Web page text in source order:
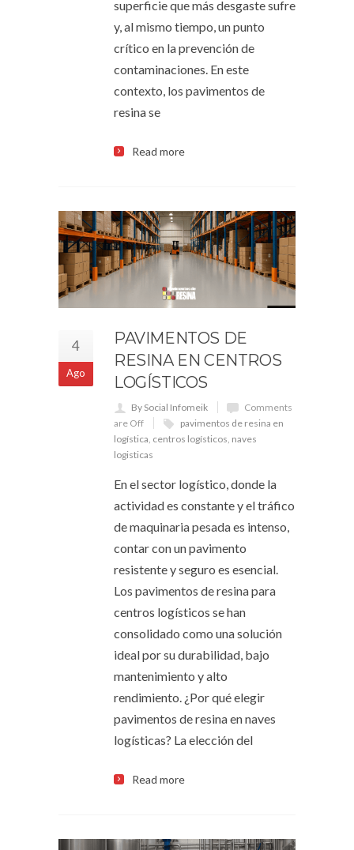
superficie que más desgaste sufre
y, al mismo tiempo, un punto
crítico en la prevención de
contaminaciones. En este
contexto, los pavimentos de
resina se
Read more
4
Ago
PAVIMENTOS DE
RESINA EN CENTROS
LOGÍSTICOS
By Social Infomeik
Comments
are Off
pavimentos de resina en
logística, centros logísticos, naves
logisticas
En el sector logístico, donde la
actividad es constante y el tráfico
de maquinaria pesada es intenso,
contar con un pavimento
resistente y seguro es esencial.
Los pavimentos de resina para
centros logísticos se han
consolidado como una solución
ideal por su durabilidad, bajo
mantenimiento y alto
rendimiento. ¿Por qué elegir
pavimentos de resina en naves
logísticas? La elección del
Read more